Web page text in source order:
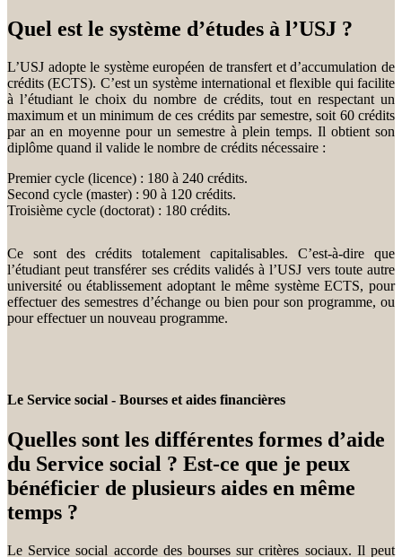
Quel est le système d’études à l’USJ ?
L’USJ adopte le système européen de transfert et d’accumulation de
crédits (ECTS). C’est un système international et flexible qui facilite
à l’étudiant le choix du nombre de crédits, tout en respectant un
maximum et un minimum de ces crédits par semestre, soit 60 crédits
par an en moyenne pour un semestre à plein temps. Il obtient son
diplôme quand il valide le nombre de crédits nécessaire :
Premier cycle (licence) : 180 à 240 crédits.
Second cycle (master) : 90 à 120 crédits.
Troisième cycle (doctorat) : 180 crédits.
Ce sont des crédits totalement capitalisables. C’est-à-dire que
l’étudiant peut transférer ses crédits validés à l’USJ vers toute autre
université ou établissement adoptant le même système ECTS, pour
effectuer des semestres d’échange ou bien pour son programme, ou
pour effectuer un nouveau programme.
Le Service social - Bourses et aides financières
Quelles sont les différentes formes d’aide
du Service social ? Est-ce que je peux
bénéficier de plusieurs aides en même
temps ?
Le Service social accorde des bourses sur critères sociaux. Il peut